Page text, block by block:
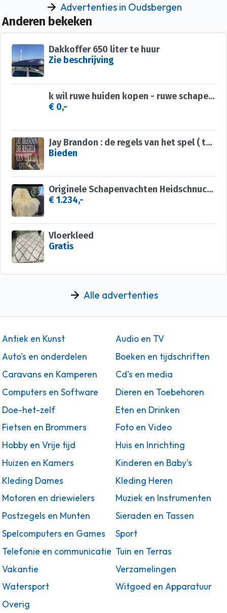
Advertenties in Oudsbergen
Anderen bekeken
Dakkoffer 650 liter te huur
Zie beschrijving
k wil ruwe huiden kopen - ruwe schapenvacht
€ 0,-
Jay Brandon : de regels van het spel ( thriller )
Bieden
Originele Schapenvachten Heidschnucke GROOTHANDEL
€ 1.234,-
Vloerkleed
Gratis
Alle advertenties
Antiek en Kunst
Audio en TV
Auto's en onderdelen
Boeken en tijdschriften
Caravans en Kamperen
Cd's en media
Computers en Software
Dieren en Toebehoren
Doe-het-zelf
Eten en Drinken
Fietsen en Brommers
Foto en Video
Hobby en Vrije tijd
Huis en Inrichting
Huizen en Kamers
Kinderen en Baby's
Kleding Dames
Kleding Heren
Motoren en driewielers
Muziek en Instrumenten
Postzegels en Munten
Sieraden en Tassen
Spelcomputers en Games
Sport
Telefonie en communicatie Tuin en Terras
Vakantie
Verzamelingen
Watersport
Witgoed en Apparatuur
Overig